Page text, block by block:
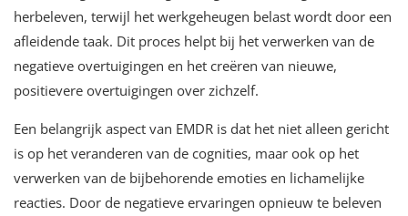
herbeleven, terwijl het werkgeheugen belast wordt door een
afleidende taak. Dit proces helpt bij het verwerken van de
negatieve overtuigingen en het creëren van nieuwe,
positievere overtuigingen over zichzelf.
Een belangrijk aspect van EMDR is dat het niet alleen gericht
is op het veranderen van de cognities, maar ook op het
verwerken van de bijbehorende emoties en lichamelijke
reacties. Door de negatieve ervaringen opnieuw te beleven